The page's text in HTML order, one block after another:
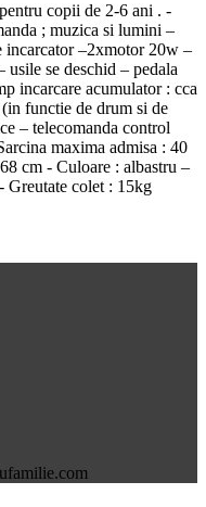
copii de 2-6 ani . -
; muzica si lumini –
–2xmotor 20w –
se deschid – pedala
incarcare acumulator : cca
functie de drum si de
– telecomanda control
maxima admisa : 40
cm - Culoare : albastru –
Greutate colet : 15kg